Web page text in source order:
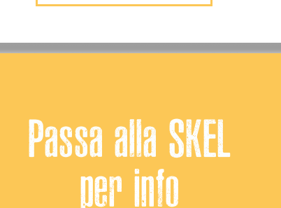
Passa alla SKEL
per info